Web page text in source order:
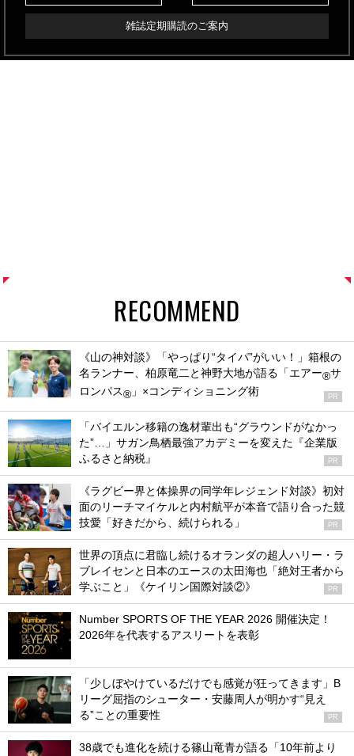
雑誌定期購読のご案内
RECOMMEND
《山の神対談》「やっぱり“タイパ”がいい！」箱根の
名ランナー、柏原竜二と神野大地が語る「エアー®サ
ロンパス® 」×コンディショニング術 PR
「バイエルン移籍の逸材輩出も“グラウンドがなかっ
た”…」サガン鳥栖最強アカデミーを変えた『企業版
ふるさと納税』
PR
《ラグビー界と体操界の同学年レジェンド対談》初対
面のリーチマイケルと内村航平が本音で語り合った競
技愛「好きだから、続けられる」
PR
世界の頂点に君臨し続けるオランダの超人ハリー・ラ
ブレイセンと日本のエースの太田海也「絶対王者から
学ぶこと」《ケイリン国際対談②》
PR
Number SPORTS OF THE YEAR 2026 開催決定！
2026年を代表するアスリートを表彰
「少しぼやけているだけでも感覚が狂ってきます」B
リーグ屈指のシューター・安藤周人が明かす“見え
る”ことの重要性
PR
38歳でも進化を続ける篠山竜青が語る「10年前より